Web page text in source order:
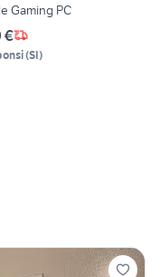
Gaming PC
€
(SI)